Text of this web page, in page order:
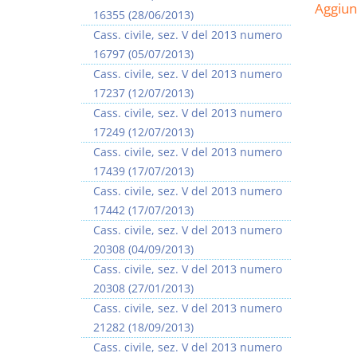
16355 (28/06/2013)
Cass. civile, sez. V del 2013 numero
16797 (05/07/2013)
Cass. civile, sez. V del 2013 numero
17237 (12/07/2013)
Cass. civile, sez. V del 2013 numero
17249 (12/07/2013)
Cass. civile, sez. V del 2013 numero
17439 (17/07/2013)
Cass. civile, sez. V del 2013 numero
17442 (17/07/2013)
Cass. civile, sez. V del 2013 numero
20308 (04/09/2013)
Cass. civile, sez. V del 2013 numero
20308 (27/01/2013)
Cass. civile, sez. V del 2013 numero
21282 (18/09/2013)
Cass. civile, sez. V del 2013 numero
Prescrizione e
Versione ebook
Rapporto e
relazione giuridica
D. Minussi
Versione ebook
(iva incl.)